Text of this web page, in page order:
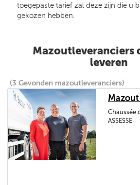
toegepaste tarief zal deze zijn die u
gekozen hebben.
Mazoutleveranciers
leveren
(3 Gevonden mazoutleveranciers)
Chaussée
ASSESSE